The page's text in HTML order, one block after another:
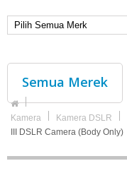
Semua Merek
Kamera Kamera DSLR
III DSLR Camera (Body Only)